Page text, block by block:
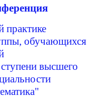
практике
обучающихся
высшего